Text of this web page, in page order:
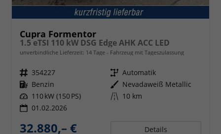
Cupra Formentor
1.5 eTSI 110 kW DSG Edge AHK ACC LED
unverbindliche Lieferzeit: 14 Tage Fahrzeug mit Tageszulassung
Fahrzeugnr. 354227 Getriebe Automatik
Kraftstoff Benzin Außenfarbe Nevadaweiß Metallic
Leistung 110 kW (150 PS) Kilometerstand 10 km
01.02.2026
32.880,– € Details